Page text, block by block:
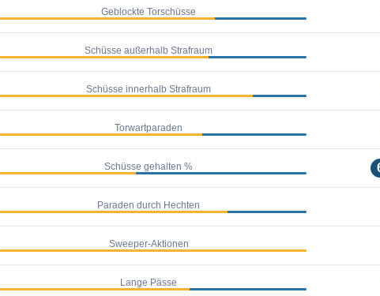
Geblockte Torschüsse
Schüsse außerhalb Strafraum
Schüsse innerhalb Strafraum
Torwartparaden
Schüsse gehalten %
Paraden durch Hechten
Sweeper-Aktionen
Lange Pässe